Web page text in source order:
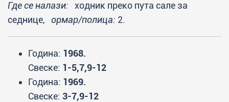
Где се налази: ходник преко пута сале за
седнице, ормар/полица: 2.
Година: 1968.
Свеске: 1-5,7,9-12
Година: 1969.
Свеске: 3-7,9-12